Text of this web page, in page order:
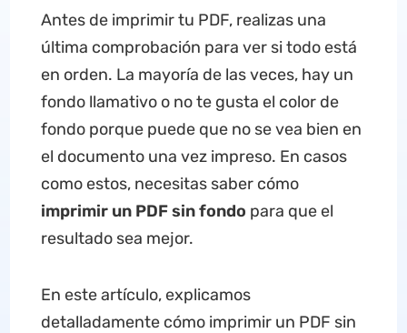
Antes de imprimir tu PDF, realizas una
última comprobación para ver si todo está
en orden. La mayoría de las veces, hay un
fondo llamativo o no te gusta el color de
fondo porque puede que no se vea bien en
el documento una vez impreso. En casos
como estos, necesitas saber cómo
imprimir un PDF sin fondo para que el
resultado sea mejor.
En este artículo, explicamos
detalladamente cómo imprimir un PDF sin